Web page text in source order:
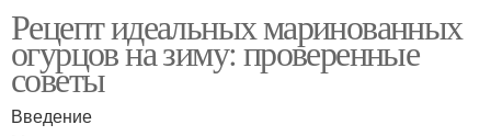
Рецепт идеальных маринованных
огурцов на зиму: проверенные
советы
Введение